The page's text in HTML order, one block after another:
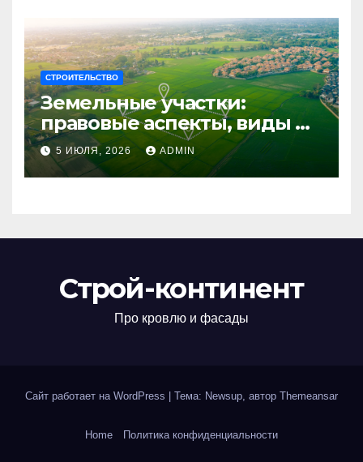
СТРОИТЕЛЬСТВО
Земельные участки:
правовые аспекты, виды и
возможности
использования
5 ИЮЛЯ, 2026 ADMIN
Строй-континент
Про кровлю и фасады
Сайт работает на WordPress | Тема: Newsup, автор Themeansar
Home Политика конфиденциальности